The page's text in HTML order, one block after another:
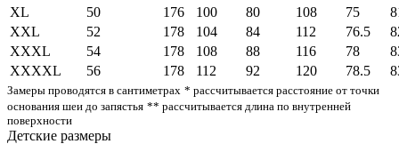
XL
50 176 100 80 108 75
XXL
52 178 104 84 112 76.5
XXXL
54 178 108 88 116 78
XXXXL
56 178 112 92 120 78.5
Замеры проводятся в сантиметрах * рассчитывается расстояние от точки
основания шеи до запястья ** рассчитывается длина по внутренней
поверхности
Детские размеры